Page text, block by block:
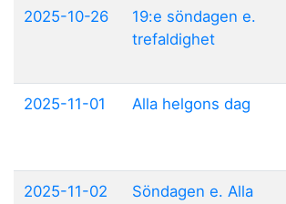
2025-10-26
19:e söndagen e.
trefaldighet
2025-11-01 Alla helgons dag
2025-11-02
Söndagen e. Alla